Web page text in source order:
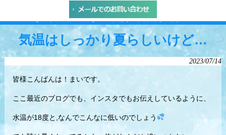
ARK Diving Shop 串本店 > Blog > 気温はしっかり夏らしいけど…
気温はしっかり夏らしいけど…
2023/07/14
皆様こんばんは！まいです。
ここ最近のブログでも、インスタでもお伝えしているように、
水温が18度と,なんでこんなに低いのでしょう